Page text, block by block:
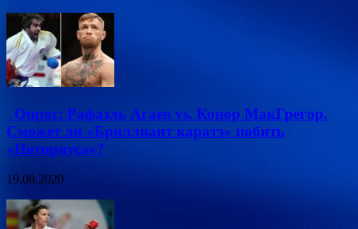
Опрос: Рафаэль Агаев vs. Конор МакГрегор.
Сможет ли «Бриллиант каратэ» побить
«Ноториуса»?
19.08.2020